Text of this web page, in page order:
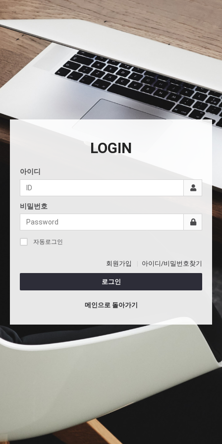
LOGIN
아이디
비밀번호
자동로그인
회원가입 아이디/비밀번호찾기
로그인
메인으로 돌아가기